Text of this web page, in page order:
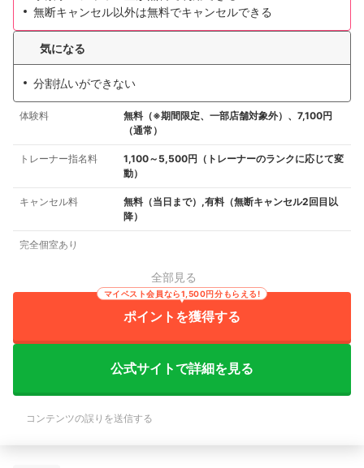
無断キャンセル以外は無料でキャンセルできる
気になる
分割払いができない
体験料
無料（※期間限定、一部店舗対象外）、7,100円
（通常）
トレーナー指名料
1,100～5,500円（トレーナーのランクに応じて変
動）
キャンセル料
無料（当日まで）,有料（無断キャンセル2回目以
降）
完全個室あり
全部見る
ポイントを獲得する
マイベスト会員なら1,500円分もらえる!
公式サイトで詳細を見る
コンテンツの誤りを送信する